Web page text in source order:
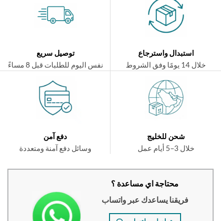
استبدال واسترجاع
توصيل سريع
نفس اليوم للطلبات قبل 8 مساءً
شحن للخليج
دفع آمن
وسائل دفع آمنة ومتعددة
محتاجة اي مساعدة ؟
فريقنا يساعدك عبر واتساب